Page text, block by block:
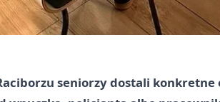
seniorzy dostali